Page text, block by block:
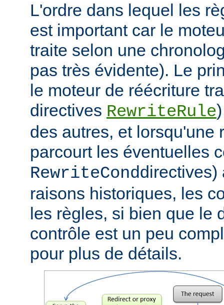
L'ordre dans lequel les
est important car le
traite selon une
pas très évidente). Le
le moteur de réécriture
directives RewriteRule
des autres, et lorsqu'une
parcourt les éventuelles
RewriteConddirectives)
raisons historiques, les
les règles, si bien que le
contrôle est un peu
pour plus de détails.